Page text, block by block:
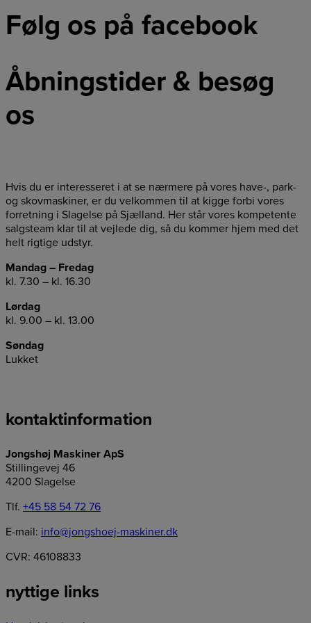
Følg os på facebook
Åbningstider & besøg
os
Hvis du er interesseret i at se nærmere på vores have-, park-
og skovmaskiner, er du velkommen til at kigge forbi vores
forretning i Slagelse på Sjælland. Her står vores kompetente
salgsteam klar til at vejlede dig, så du kommer hjem med det
helt rigtige udstyr.
Mandag – Fredag
kl. 7.30 – kl. 16.30
Lørdag
kl. 9.00 – kl. 13.00
Søndag
Lukket
kontaktinformation
Jongshøj Maskiner ApS
Stillingevej 46
4200 Slagelse
Tlf. +45 58 54 72 76
E-mail: info@jongshoej-maskiner.dk
CVR: 46108833
nyttige links